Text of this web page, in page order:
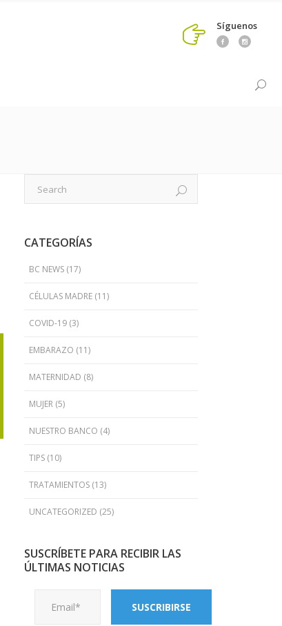
Síguenos
CATEGORÍAS
BC NEWS(17)
CÉLULAS MADRE(11)
COVID-19(3)
EMBARAZO (11)
MATERNIDAD (8)
MUJER(5)
NUESTRO BANCO (4)
TIPS(10)
TRATAMIENTOS(13)
UNCATEGORIZED (25)
SUSCRÍBETE PARA RECIBIR LAS
ÚLTIMAS NOTICIAS